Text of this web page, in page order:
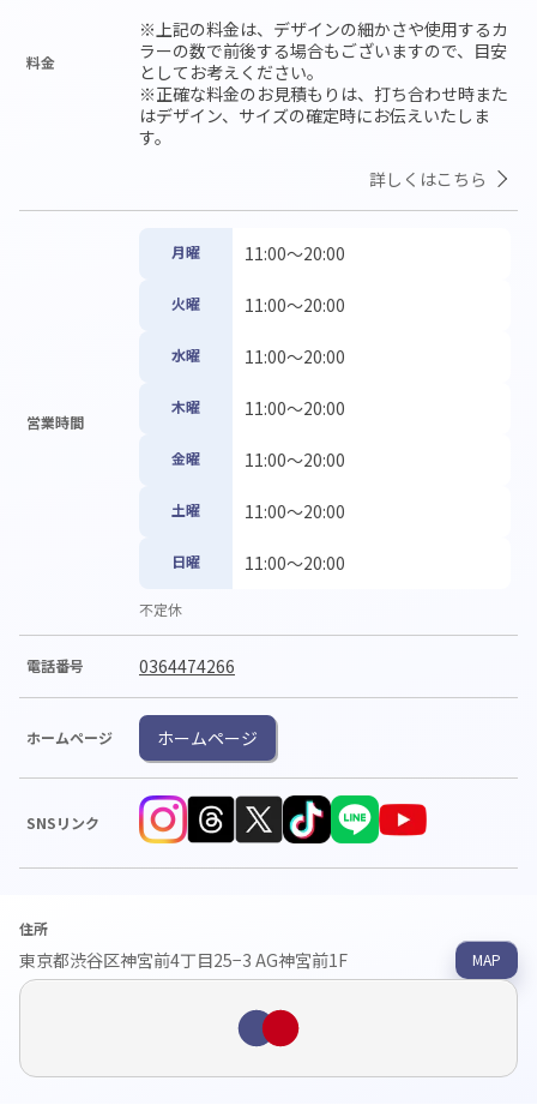
料金
※上記の料金は、デザインの細かさや使用するカ
ラーの数で前後する場合もございますので、目安
としてお考えください。
※正確な料金のお見積もりは、打ち合わせ時また
はデザイン、サイズの確定時にお伝えいたしま
す。
詳しくはこちら
営業時間
月曜 11:00〜20:00
火曜 11:00〜20:00
水曜 11:00〜20:00
木曜 11:00〜20:00
金曜 11:00〜20:00
土曜 11:00〜20:00
日曜 11:00〜20:00
不定休
電話番号 0364474266
ホームページ ホームページ
SNSリンク
住所
東京都渋谷区神宮前4丁目25−3 AG神宮前1F MAP